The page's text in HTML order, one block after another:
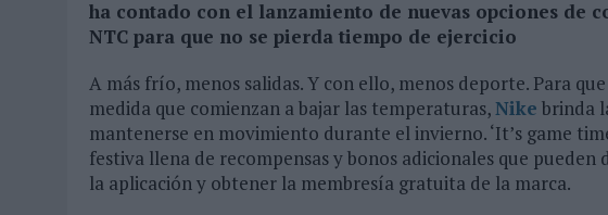
MONEDA”
ha contado con el lanzamiento de nuevas opciones de
NTC para que no se pierda tiempo de ejercicio
A más frío, menos salidas. Y con ello, menos deporte. Para
medida que comienzan a bajar las temperaturas,Nike brinda
mantenerse en movimiento durante el invierno. ‘It’s game
festiva llena de recompensas y bonos adicionales que
la aplicación y obtener la membresía gratuita de la marca.